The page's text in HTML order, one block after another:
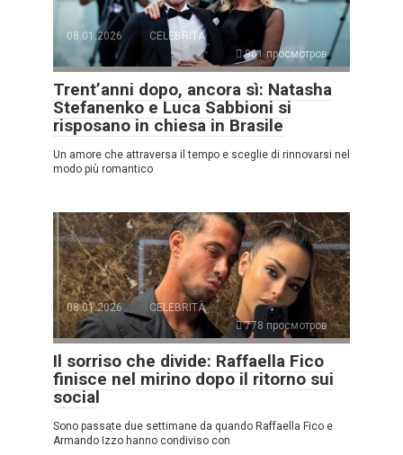
08.01.2026
CELEBRITÀ
961 просмотров
Trent’anni dopo, ancora sì: Natasha
Stefanenko e Luca Sabbioni si
risposano in chiesa in Brasile
Un amore che attraversa il tempo e sceglie di rinnovarsi nel
modo più romantico
08.01.2026
CELEBRITÀ
778 просмотров
Il sorriso che divide: Raffaella Fico
finisce nel mirino dopo il ritorno sui
social
Sono passate due settimane da quando Raffaella Fico e
Armando Izzo hanno condiviso con